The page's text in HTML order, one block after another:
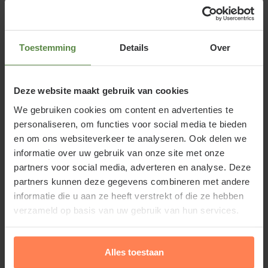
Toestemming Details Over
Deze website maakt gebruik van cookies
We gebruiken cookies om content en advertenties te
personaliseren, om functies voor social media te bieden
en om ons websiteverkeer te analyseren. Ook delen we
informatie over uw gebruik van onze site met onze
partners voor social media, adverteren en analyse. Deze
partners kunnen deze gegevens combineren met andere
informatie die u aan ze heeft verstrekt of die ze hebben
verzameld op basis van uw gebruik van hun services.
Alles toestaan
Tuinplantenwinkel.nl zelf samengesteld en bestaan
uit een collectie vaste planten en siergrassen voor
een border van
4 vierkante meter
. Alle planten in
dit pakket worden geleverd met duidelijk foto-
Het Borderpakket Flava schaduw-halfschaduw
bestaat uit geel bloeiende planten in combinatie met
siergrassen en bladplanten zoals varens die hierbij
goed aansluiten. Met dit borderpakket geniet u in
het voorjaar, zomer en najaar van een kleurrijk
geheel.
Bekijkalle borderpakkettenen vind de ideale
combinatie voor jouw tuin.